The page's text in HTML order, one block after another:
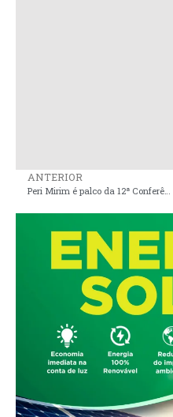
ANTERIOR
Peri Mirim é palco da 12ª Conferência Municipal de Assistência Social